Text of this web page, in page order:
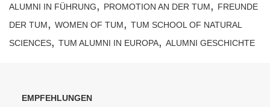
ALUMNI IN FÜHRUNG, PROMOTION AN DER TUM, FREUNDE
DER TUM, WOMEN OF TUM, TUM SCHOOL OF NATURAL
SCIENCES, TUM ALUMNI IN EUROPA, ALUMNI GESCHICHTE
EMPFEHLUNGEN